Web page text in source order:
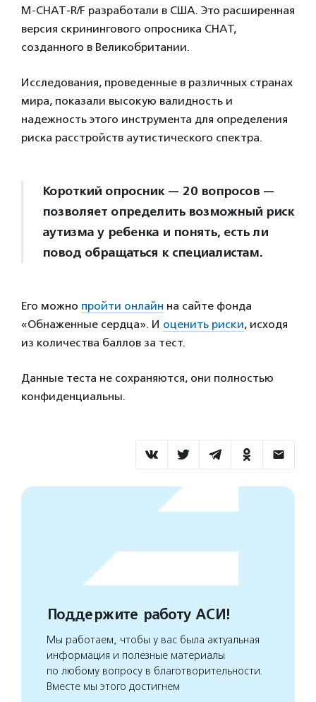
M-CHAT-R/F разработали в США. Это расширенная
версия скринингового опросника CHAT,
созданного в Великобритании.
Исследования, проведенные в различных странах
мира, показали высокую валидность и
надежность этого инструмента для определения
риска расстройств аутистического спектра.
Короткий опросник — 20 вопросов —
позволяет определить возможный риск
аутизма у ребенка и понять, есть ли
повод обращаться к специалистам.
Его можно пройти онлайн на сайте фонда
«Обнаженные сердца». И оценить риски, исходя
из количества баллов за тест.
Данные теста не сохраняются, они полностью
конфиденциальны.
Поддержите работу АСИ!
Мы работаем, чтобы у вас была актуальная
информация и полезные материалы
по любому вопросу в благотворительности.
Вместе мы этого достигнем